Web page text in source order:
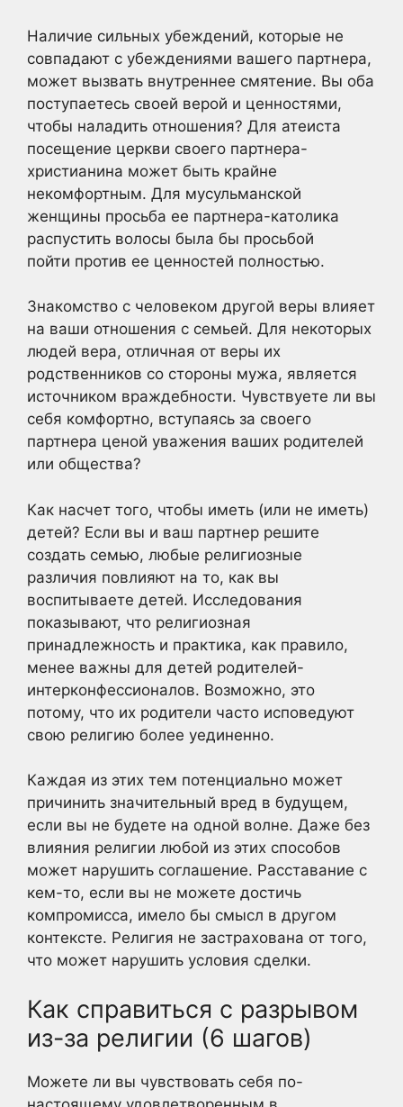
Наличие сильных убеждений, которые не
совпадают с убеждениями вашего партнера,
может вызвать внутреннее смятение. Вы оба
поступаетесь своей верой и ценностями,
чтобы наладить отношения? Для атеиста
посещение церкви своего партнера-
христианина может быть крайне
некомфортным. Для мусульманской
женщины просьба ее партнера-католика
распустить волосы была бы просьбой
пойти против ее ценностей полностью.
Знакомство с человеком другой веры влияет
на ваши отношения с семьей. Для некоторых
людей вера, отличная от веры их
родственников со стороны мужа, является
источником враждебности. Чувствуете ли вы
себя комфортно, вступаясь за своего
партнера ценой уважения ваших родителей
или общества?
Как насчет того, чтобы иметь (или не иметь)
детей? Если вы и ваш партнер решите
создать семью, любые религиозные
различия повлияют на то, как вы
воспитываете детей. Исследования
показывают, что религиозная
принадлежность и практика, как правило,
менее важны для детей родителей-
интерконфессионалов. Возможно, это
потому, что их родители часто исповедуют
свою религию более уединенно.
Каждая из этих тем потенциально может
причинить значительный вред в будущем,
если вы не будете на одной волне. Даже без
влияния религии любой из этих способов
может нарушить соглашение. Расставание с
кем-то, если вы не можете достичь
компромисса, имело бы смысл в другом
контексте. Религия не застрахована от того,
что может нарушить условия сделки.
Как справиться с разрывом
из-за религии (6 шагов)
Можете ли вы чувствовать себя по-